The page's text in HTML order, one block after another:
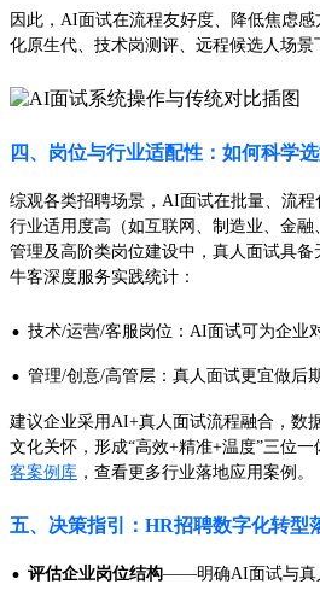
因此，AI面试在流程友好度、降低焦虑
化原生代、技术岗测评、远程候选人场景
四、岗位与行业适配性：如何科学
综观各类招聘场景，AI面试在批量、流
行业适用度高（如互联网、制造业、金融
管理及高阶类岗位建设中，真人面试具备
牛客深度服务实践统计：
· 技术/运营/客服岗位：AI面试可为企业
· 管理/创意/高管层：真人面试更宜做后
建议企业采用AI+真人面试流程融合，数
文化关怀，形成“高效+精准+温度”三位
客案例库 ，查看更多行业落地应用案例。
五、决策指引：HR招聘数字化转型
· 评估企业岗位结构——明确AI面试与真